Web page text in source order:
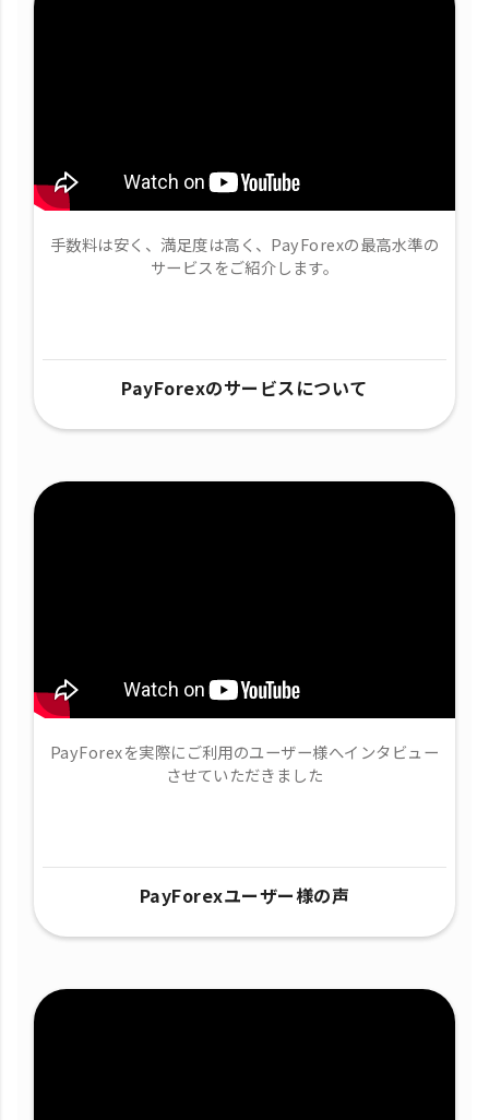
手数料は安く、満足度は高く、PayForexの最高水準の
サービスをご紹介します。
PayForexのサービスについて
PayForexを実際にご利用のユーザー様へインタビュー
させていただきました
PayForexユーザー様の声​